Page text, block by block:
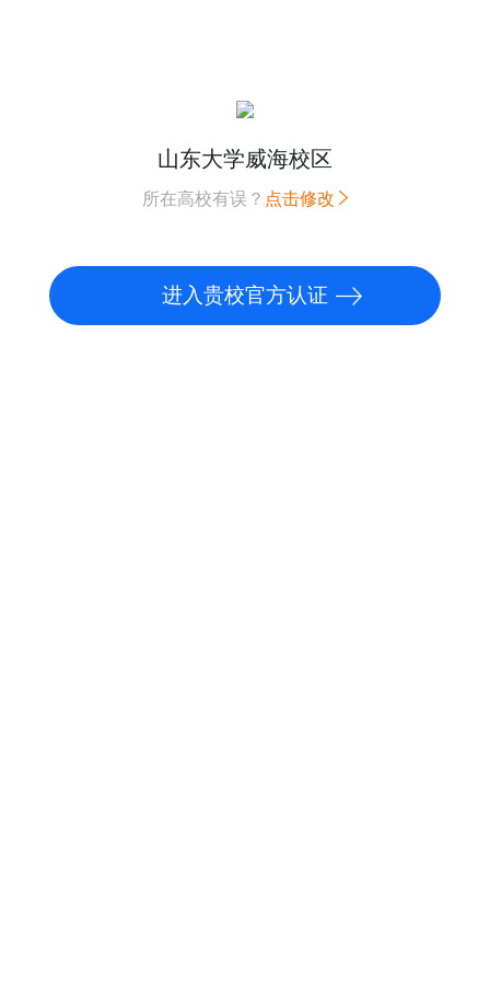
山东大学威海校区
所在高校有误？ 点击修改
进入贵校官方认证